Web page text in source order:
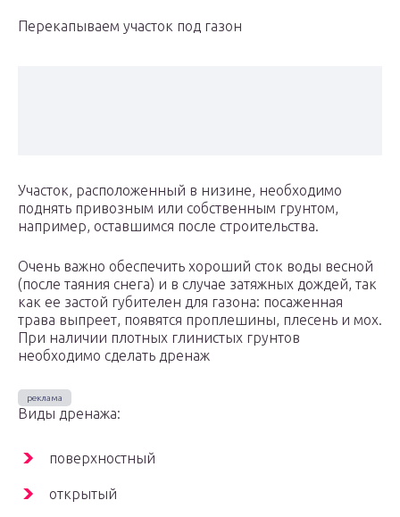
Перекапываем участок под газон
Участок, расположенный в низине, необходимо
поднять привозным или собственным грунтом,
например, оставшимся после строительства.
Очень важно обеспечить хороший сток воды весной
(после таяния снега) и в случае затяжных дождей, так
как ее застой губителен для газона: посаженная
трава выпреет, появятся проплешины, плесень и мох.
При наличии плотных глинистых грунтов
необходимо сделать дренаж
Виды дренажа:
поверхностный
открытый